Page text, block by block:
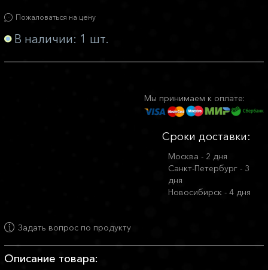
Пожаловаться на цену
В наличии: 1 шт.
Мы принимаем к оплате:
Сроки доставки:
Москва - 2 дня
Санкт-Петербург - 3
дня
Новосибирск - 4 дня
Задать вопрос по продукту
Описание товара: